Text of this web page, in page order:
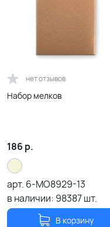
нет отзывов
Набор мелков
186 р.
арт. 6-MO8929-13
в наличии: 98387шт.
В корзину